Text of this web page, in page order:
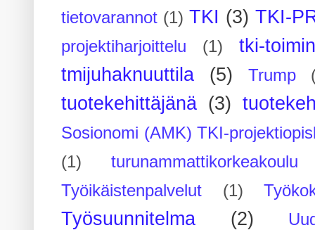
tietovarannot (1) TKI (3) TKI-
projektiharjoittelu (1)
tki-
tmijuhaknuuttila
(5) Trump
tuotekehittäjänä (3)
Sosionomi (AMK) TKI-
(1)
turunammattikorkeakoulu
Työikäistenpalvelut
(1)
Työsuunnitelma (2)